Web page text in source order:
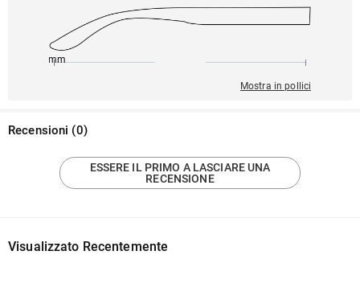
145mm
Mostra in pollici
Recensioni (0)
ESSERE IL PRIMO A LASCIARE UNA
RECENSIONE
Visualizzato Recentemente